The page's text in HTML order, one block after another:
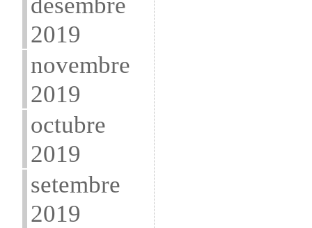
2019
novembre
2019
octubre
2019
setembre
2019